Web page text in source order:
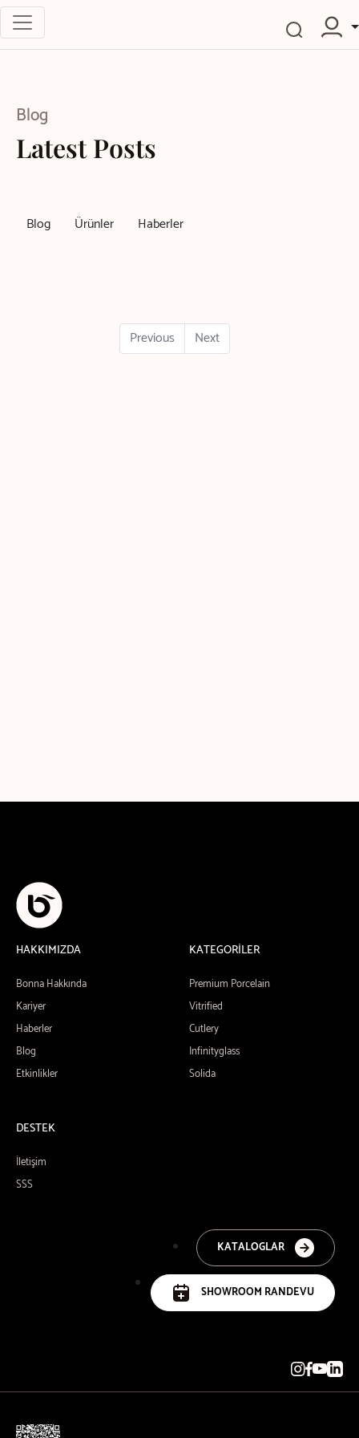
Blog
Latest Posts
Blog Ürünler Haberler
Previous Next
HAKKIMIZDA
Bonna Hakkında
Kariyer
Haberler
Blog
Etkinlikler
KATEGORİLER
Premium Porcelain
Vitrified
Cutlery
Infinityglass
Solida
DESTEK
İletişim
SSS
KATALOGLAR
SHOWROOM RANDEVU